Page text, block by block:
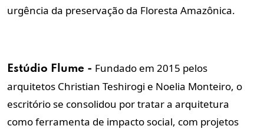
urgência da preservação da Floresta Amazônica.
Estúdio Flume - Fundado em 2015 pelos
arquitetos Christian Teshirogi e Noelia Monteiro, o
escritório se consolidou por tratar a arquitetura
como ferramenta de impacto social, com projetos